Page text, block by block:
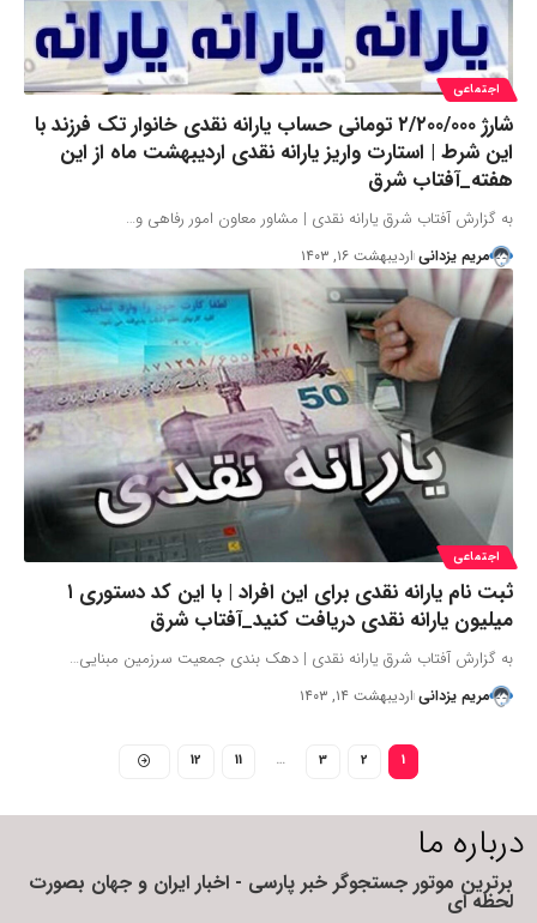
اجتماعی
شارژ ۲/۲۰۰/۰۰۰ تومانی حساب یارانه نقدی خانوار تک فرزند با
این شرط | استارت واریز یارانه نقدی اردیبهشت ماه از این
هفته_آفتاب شرق
به گزارش آفتاب شرق یارانه نقدی | مشاور معاون امور رفاهی و…
مریم یزدانی اردیبهشت ۱۶, ۱۴۰۳
اجتماعی
ثبت نام یارانه نقدی برای این افراد | با این کد دستوری ۱
میلیون یارانه نقدی دریافت کنید_آفتاب شرق
به گزارش آفتاب شرق یارانه نقدی | دهک بندی جمعیت سرزمین مبنایی…
مریم یزدانی اردیبهشت ۱۴, ۱۴۰۳
1
2
3
…
11
12
درباره ما
برترین موتور جستجوگر خبر پارسی - اخبار ایران و جهان بصورت
لحظه ای